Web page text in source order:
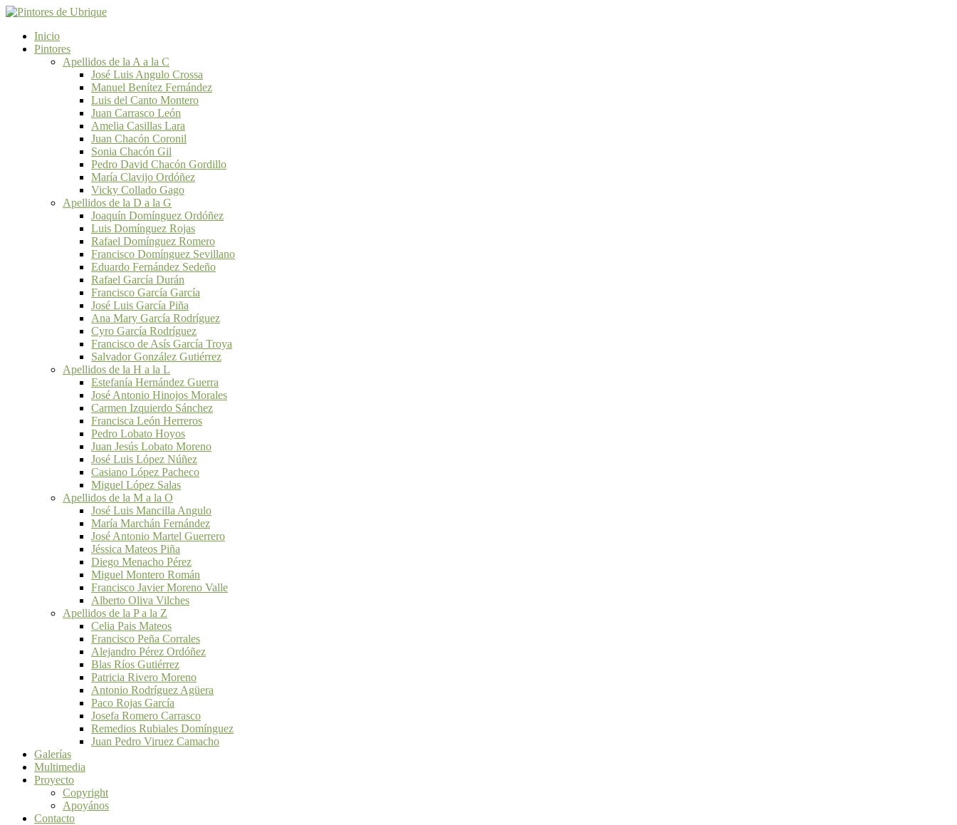
Inicio
Pintores
Apellidos de la A a la C
José Luis Angulo Crossa
Manuel Benítez Fernández
Luis del Canto Montero
Juan Carrasco León
Amelia Casillas Lara
Juan Chacón Coronil
Sonia Chacón Gil
Pedro David Chacón Gordillo
María Clavijo Ordóñez
Vicky Collado Gago
Apellidos de la D a la G
Joaquín Domínguez Ordóñez
Luis Domínguez Rojas
Rafael Domínguez Romero
Francisco Domínguez Sevillano
Eduardo Fernández Sedeño
Rafael García Durán
Francisco García García
José Luis García Piña
Ana Mary García Rodríguez
Cyro García Rodríguez
Francisco de Asís García Troya
Salvador González Gutiérrez
Apellidos de la H a la L
Estefanía Hernández Guerra
José Antonio Hinojos Morales
Carmen Izquierdo Sánchez
Francisca León Herreros
Pedro Lobato Hoyos
Juan Jesús Lobato Moreno
José Luis López Núñez
Casiano López Pacheco
Miguel López Salas
Apellidos de la M a la O
José Luis Mancilla Angulo
María Marchán Fernández
José Antonio Martel Guerrero
Jéssica Mateos Piña
Diego Menacho Pérez
Miguel Montero Román
Francisco Javier Moreno Valle
Alberto Oliva Vilches
Apellidos de la P a la Z
Celia Pais Mateos
Francisco Peña Corrales
Alejandro Pérez Ordóñez
Blas Ríos Gutiérrez
Patricia Rivero Moreno
Antonio Rodríguez Agüera
Paco Rojas García
Josefa Romero Carrasco
Remedios Rubiales Domínguez
Juan Pedro Viruez Camacho
Galerías
Multimedia
Proyecto
Copyright
Apoyános
Contacto